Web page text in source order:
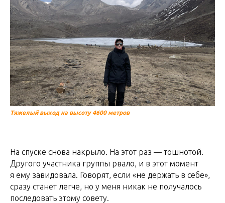
Тяжелый выход на высоту 4600 метров
На спуске снова накрыло. На этот раз — тошнотой.
Другого участника группы рвало, и в этот момент
я ему завидовала. Говорят, если «не держать в себе»,
сразу станет легче, но у меня никак не получалось
последовать этому совету.